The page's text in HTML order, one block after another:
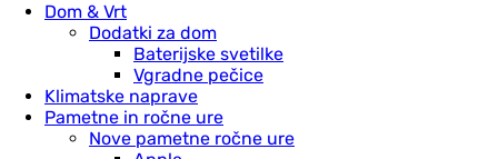
Dom & Vrt
Dodatki za dom
Baterijske svetilke
Vgradne pečice
Klimatske naprave
Pametne in ročne ure
Nove pametne ročne ure